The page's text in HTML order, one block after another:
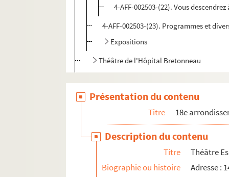
4-AFF-002503-(22). Vous
4-AFF-002503-(23). Programmes et
Expositions
Théâtre de l'Hôpital Bretonneau
Théâtre Ouvert
Théâtre Paris-Nord
Théâtre Pixel
Théâtre du Tertre
Tremplin théâtre
Présentation du contenu
Titre 18e
Description du contenu
Titre
Théâtre
Biographie ou histoire
Adresse :